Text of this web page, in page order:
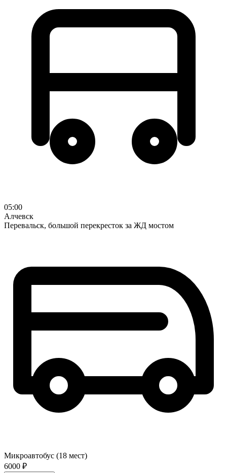
05:00
Алчевск
Перевальск, большой перекресток за ЖД мостом
Микроавтобус (18 мест)
6000 ₽